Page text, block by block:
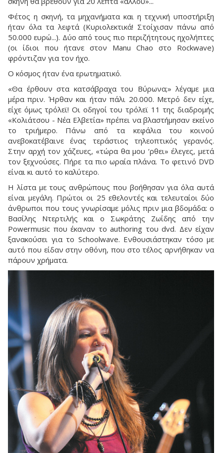
Φέτος η σκηνή, τα μηχανήματα και η τεχνική υποστήριξη
ήταν όλα τα λεφτά (Κυριολεκτικά! Στοίχισαν πάνω από
50.000 ευρώ...). Δύο από τους πιο περιζήτητους ηχολήπτες
(οι ίδιοι που ήτανε στον Manu Chao στο Rockwave)
φρόντιζαν για τον ήχο.
Ο κόσμος ήταν ένα ερωτηματικό.
«Θα έρθουν στα κατσάβραχα του Βύρωνα;» λέγαμε μια
μέρα πριν. Ήρθαν και ήταν πάλι 20.000. Μετρό δεν είχε,
είχε όμως τρόλεϊ! Οι οδηγοί του τρόλεϊ 11 της διαδρομής
«Κολιάτσου - Νέα Ελβετία» πρέπει να βλαστήμησαν εκείνο
το τριήμερο. Πάνω από τα κεφάλια του κοινού
ανεβοκατέβαινε ένας τεράστιος τηλεοπτικός γερανός.
Στην αρχή τον χάζευες, «τώρα θα μου ‘ρθει» έλεγες, μετά
τον ξεχνούσες. Πήρε τα πιο ωραία πλάνα. Το φετινό DVD
είναι κι αυτό το καλύτερο.
Η λίστα με τους ανθρώπους που βοήθησαν για όλα αυτά
είναι μεγάλη. Πρώτοι οι 25 εθελοντές και τελευταίοι δύο
άνθρωποι που τους γνωρίσαμε μόλις πριν μια βδομάδα: ο
Βασίλης Ντερτιλής και ο Σωκράτης Ζωίδης από την
Powermusic που έκαναν το authoring του dvd. Δεν είχαν
ξανακούσει για το Schoolwave. Ενθουσιάστηκαν τόσο με
αυτό που είδαν στην οθόνη, που στο τέλος αρνήθηκαν να
πάρουν χρήματα.